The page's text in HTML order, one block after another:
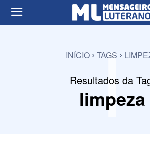
INÍCIO TAGS
Resultados da
limpeza
l